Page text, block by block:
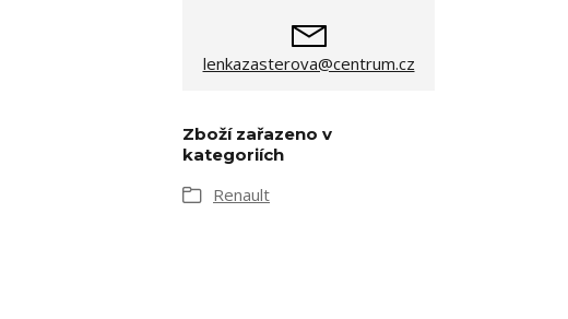
lenkazasterova@centrum.cz
Zboží zařazeno v
kategoriích
Renault